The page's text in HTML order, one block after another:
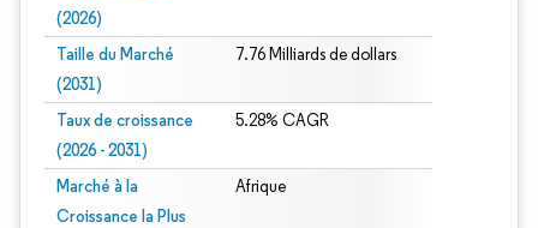
(2026)
Taille du Marché
(2031)
7.76 Milliards de dollars
Taux de croissance
(2026 - 2031)
5.28% CAGR
Marché à la
Croissance la Plus
Afrique